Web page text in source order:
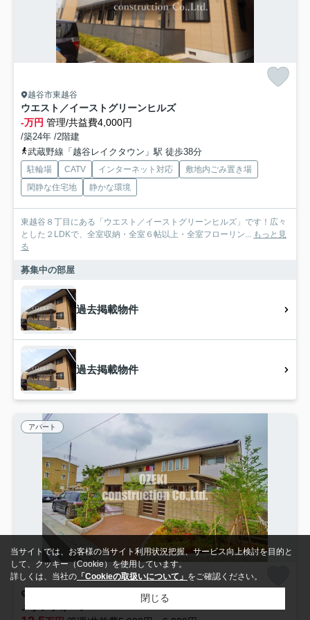
越谷市東越谷
ウエスト／イーストグリーンヒルズ
-万円 管理/共益費4,000円
/築24年 /2階建
武蔵野線「越谷レイクタウン」駅 徒歩38分
駐輪場 CATV インターネット対応
敷地内ごみ置き場
閑静な住宅地
静かな環境
東越谷８丁目にある「ウエスト／イーストグリーンヒルズ」です！広々
とした２LDKで、全室収納・全室６帖以上・全室フローリン...
もっと見
る
募集中の部屋
過去掲載物件
過去掲載物件
アパート
メゾンフォーレ
当サイトでは、お客様の当サイト利用状況把握、サービス向上検討を目的と
して、クッキー（Cookie）を使用しています。
詳しくは、当社の 「Cookieの取扱いについて」 をご確認ください。
閉じる